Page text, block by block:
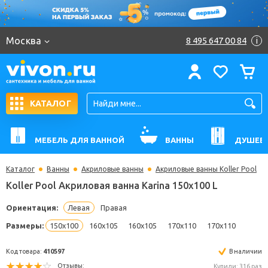
Москва 8 495 647 00 84 i
КАТАЛОГ
МЕБЕЛЬ ДЛЯ ВАННОЙ ВАННЫ
Каталог Ванны Акриловые ванны Акриловые ванны Koller Pool
Koller Pool Акриловая ванна Karina 150x100 L
Ориентация: Левая Правая
Размеры: 150x100 170x110